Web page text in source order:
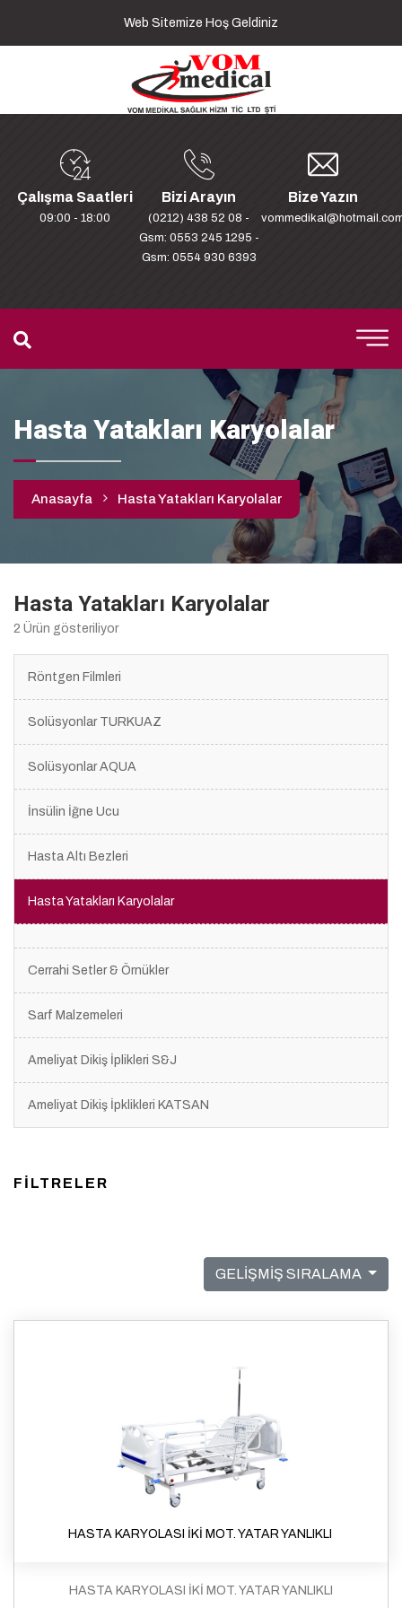
Web Sitemize Hoş Geldiniz
Çalışma Saatleri
09:00 - 18:00
Bizi Arayın
(0212) 438 52 08 -
Gsm: 0553 245 1295 -
Gsm: 0554 930 6393
Bize Yazın
Hasta Yatakları Karyolalar
Anasayfa Hasta Yatakları Karyolalar
Hasta Yatakları Karyolalar
2 Ürün gösteriliyor
Röntgen Filmleri
Solüsyonlar TURKUAZ
Solüsyonlar AQUA
İnsülin İğne Ucu
Hasta Altı Bezleri
Hasta Yatakları Karyolalar
Cerrahi Setler & Örnükler
Sarf Malzemeleri
Ameliyat Dikiş İplikleri S&J
Ameliyat Dikiş İpklikleri KATSAN
FİLTRELER
GELİŞMİŞ SIRALAMA
HASTA KARYOLASI İKİ MOT. YATAR YANLIKLI
HASTA KARYOLASI İKİ MOT. YATAR YANLIKLI